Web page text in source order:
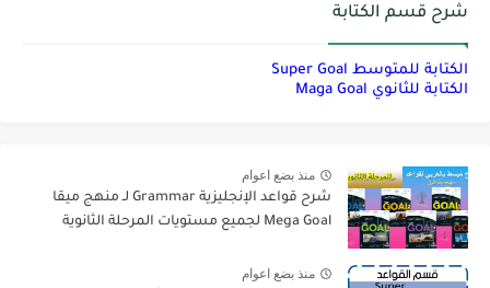
شرح قسم الكتابة
الكتابة للمتوسط Super Goal
الكتابة للثانوي Maga Goal
منذ بضع اعوام
شرح قواعد الإنجليزية Grammar لـ منهج ميقا
Mega Goal لجميع مستويات المرحلة الثانوية
منذ بضع اعوام